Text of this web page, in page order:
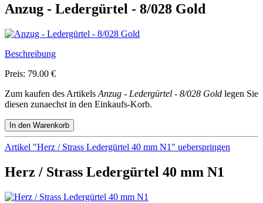
Anzug - Ledergürtel - 8/028 Gold
Beschreibung
Preis: 79.00 €
Zum kaufen des Artikels Anzug - Ledergürtel - 8/028 Gold legen Sie
diesen zunaechst in den Einkaufs-Korb.
Artikel "Herz / Strass Ledergürtel 40 mm N1" ueberspringen
Herz / Strass Ledergürtel 40 mm N1